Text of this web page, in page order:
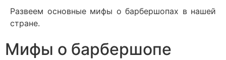
Развеем основные мифы о барбершопах в нашей
стране.
Мифы о барбершопе